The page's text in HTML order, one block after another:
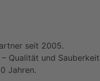
seit 2005.
Qualität und
Jahren.